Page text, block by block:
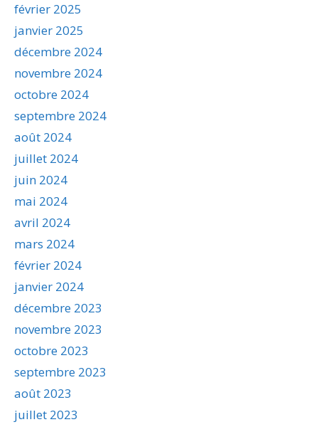
février 2025
janvier 2025
décembre 2024
novembre 2024
octobre 2024
septembre 2024
août 2024
juillet 2024
juin 2024
mai 2024
avril 2024
mars 2024
février 2024
janvier 2024
décembre 2023
novembre 2023
octobre 2023
septembre 2023
août 2023
juillet 2023